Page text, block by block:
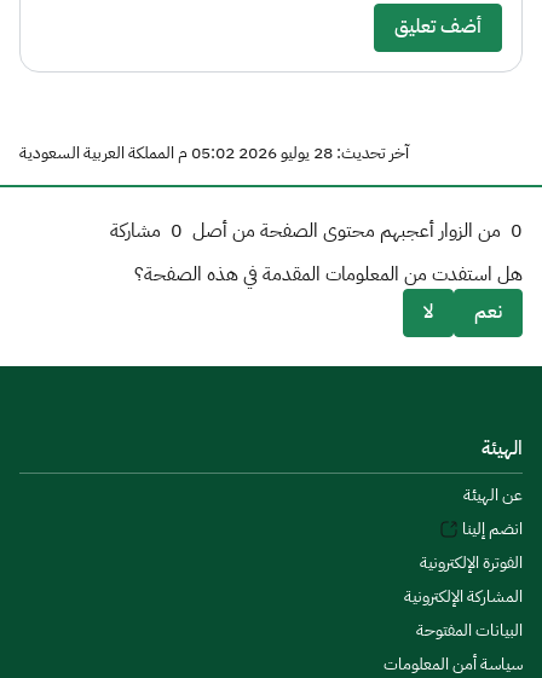
أضف تعليق
آخر تحديث: 28 يوليو 2026 05:02 م المملكة العربية السعودية
0 من الزوار أعجبهم محتوى الصفحة من أصل 0 مشاركة
هل استفدت من المعلومات المقدمة في هذه الصفحة؟
نعم
لا
الهيئة
عن الهيئة
انضم إلينا
الفوترة الإلكترونية
المشاركة الإلكترونية
البيانات المفتوحة
سياسة أمن المعلومات